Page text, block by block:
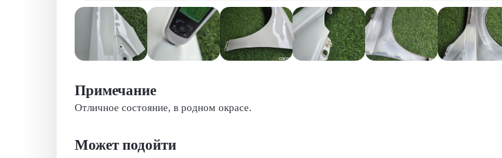
Примечание
Отличное состояние, в родном окрасе.
Может подойти